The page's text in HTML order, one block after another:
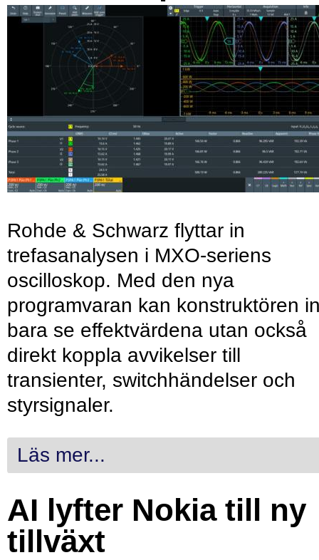
Rohde & Schwarz flyttar in
trefasanalysen i MXO-seriens
oscilloskop. Med den nya
programvaran kan konstruktören
bara se effektvärdena utan också
direkt koppla avvikelser till
transienter, switchhändelser och
styrsignaler.
Läs mer...
AI lyfter Nokia till ny
tillväxt